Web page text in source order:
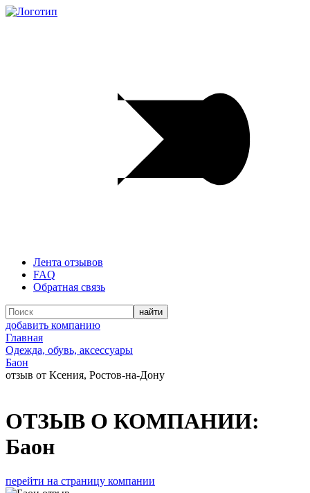
Лента отзывов
FAQ
Обратная связь
добавить компанию
Главная
Одежда, обувь, аксессуары
Баон
отзыв от Ксения, Ростов-на-Дону
ОТЗЫВ О КОМПАНИИ:
Баон
перейти на страницу компании